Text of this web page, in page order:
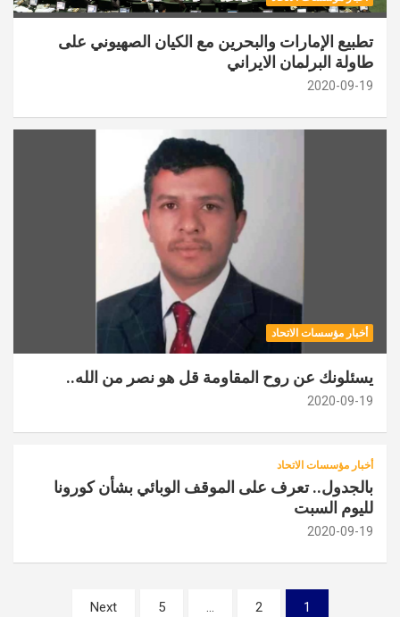
تطبيع الإمارات والبحرين مع الكيان الصهيوني على
طاولة البرلمان الايراني
2020-09-19
أخبار مؤسسات الاتحاد
يسئلونك عن روح المقاومة قل هو نصر من الله..
2020-09-19
أخبار مؤسسات الاتحاد
بالجدول.. تعرف على الموقف الوبائي بشأن كورونا
لليوم السبت
2020-09-19
1
2
…
5
Next